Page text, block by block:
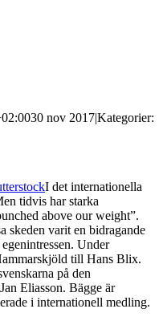
30 nov 2017|Kategorier:
I det internationella
tidvis har starka
above our weight”.
skeden varit en bidragande
Under
till Hans Blix.
på den
Eliasson. Bägge är
i internationell medling.